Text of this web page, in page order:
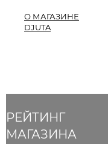
РЕЙТИНГ
МАГАЗИНА
О МАГАЗИНЕ
DJUTA